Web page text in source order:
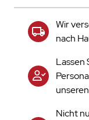
Wir
nach
Lassen
Nicht